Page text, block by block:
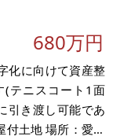
た、すぐ隣が竹
680万円
化に向けて資産整
(テニスコート1面